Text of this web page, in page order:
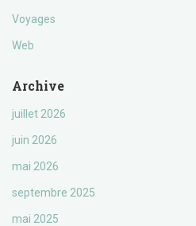
Voyages
Web
Archive
juillet 2026
juin 2026
mai 2026
septembre 2025
mai 2025